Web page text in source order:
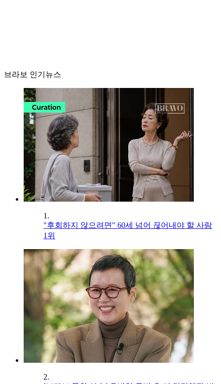
브라보 인기뉴스
1.
"후회하지 않으려면" 60세 넘어 끊어내야 할 사람
1위
2.